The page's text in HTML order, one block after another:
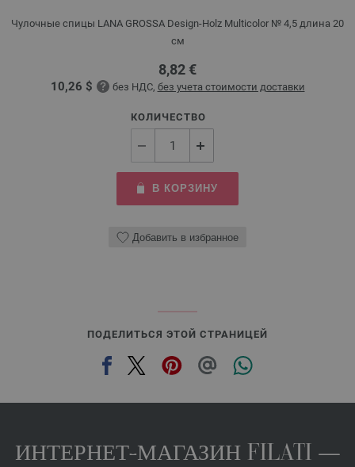
Чулочные спицы LANA GROSSA Design-Holz Multicolor № 4,5 длина 20
см
8,82 €
10,26 $ без НДС, без учета стоимости доставки
КОЛИЧЕСТВО
В КОРЗИНУ
Добавить в избранное
ПОДЕЛИТЬСЯ ЭТОЙ СТРАНИЦЕЙ
ИНТЕРНЕТ-МАГАЗИН FILATI —